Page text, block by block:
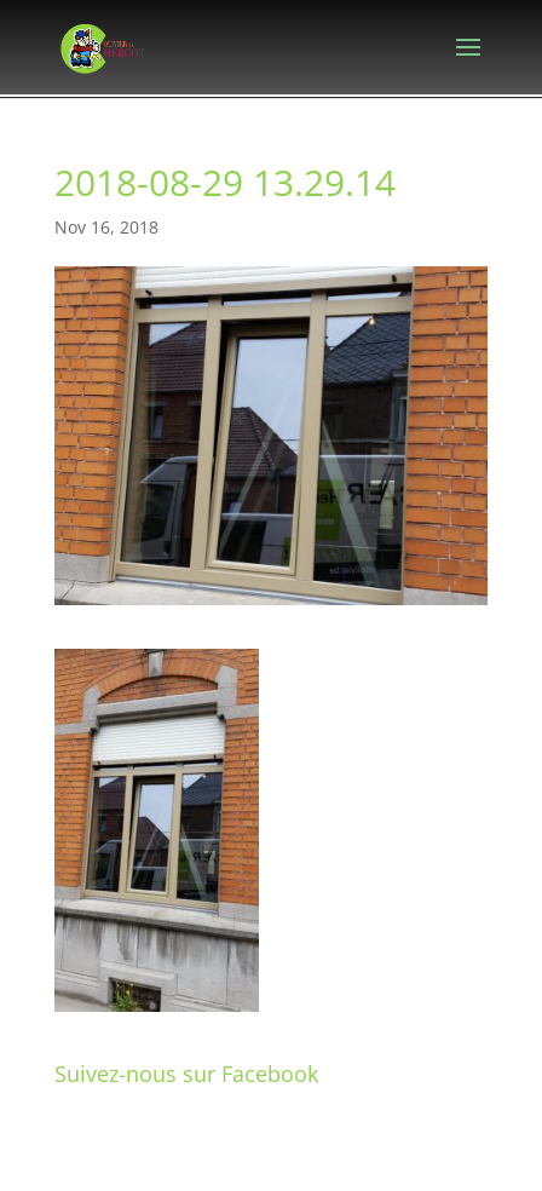
2018-08-29 13.29.14
Nov 16, 2018
Suivez-nous sur Facebook